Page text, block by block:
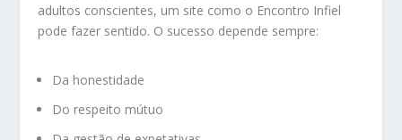
adultos conscientes, um site como o Encontro Infiel
pode fazer sentido. O sucesso depende sempre:
Da honestidade
Do respeito mútuo